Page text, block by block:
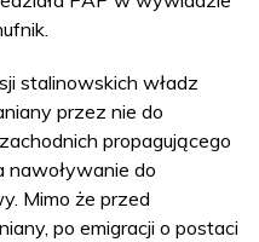
stalinowskich władz
przez nie do
propagującego
nawoływanie do
Mimo że przed
po emigracji o postaci